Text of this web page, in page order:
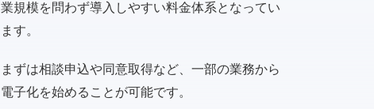
業規模を問わず導入しやすい料金体系となってい
ます。
まずは相談申込や同意取得など、一部の業務から
電子化を始めることが可能です。